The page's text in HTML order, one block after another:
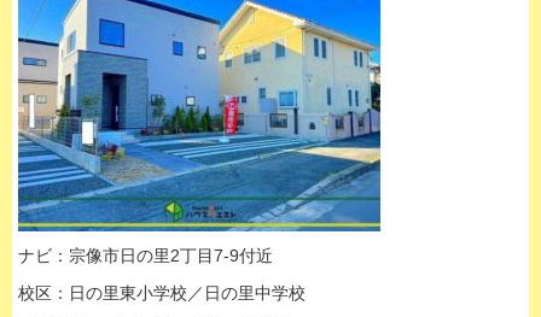
ナビ：宗像市日の里2丁目7-9付近
校区：日の里東小学校／日の里中学校